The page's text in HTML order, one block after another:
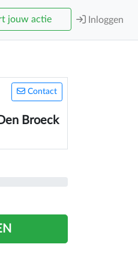
jouw actie Inloggen
Contact
Broeck